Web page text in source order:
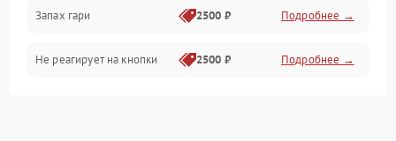
Запах гари 2500 ₽ Подробнее →
Не реагирует на кнопки 2500 ₽ Подробнее →